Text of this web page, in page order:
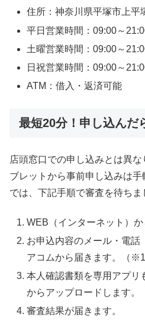
住所：神奈川県平塚市上平
平日営業時間：09:00～
土曜営業時間：09:00～
日祝営業時間：09:00～
ATM：借入・返済可能
最短20分！申し込んだ
店頭窓口での申し込みとは異
ブレットから事前申し込みは
では、下記手順で審査を待ちま
WEB（インターネット）か
お申込内容のメール・電話
アコムから届きます。（※1
本人確認書類を専用アプリ
からアップロードします。
審査結果が届きます。